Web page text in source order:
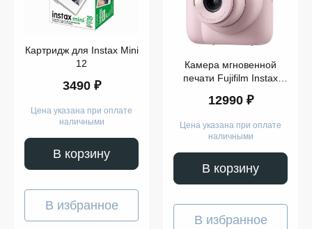
Картридж для Instax Mini
12
3490 ₽
Цена указана при оплате
наличными
В корзину
В избранное
Камера мгновенной
печати Fujifilm Instax
12990 ₽
Цена указана при оплате
наличными
В корзину
В избранное